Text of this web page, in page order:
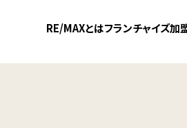
RE/MAXとはフランチャイズ加